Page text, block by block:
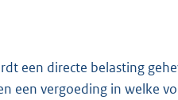
een directe belasting
een vergoeding in welke